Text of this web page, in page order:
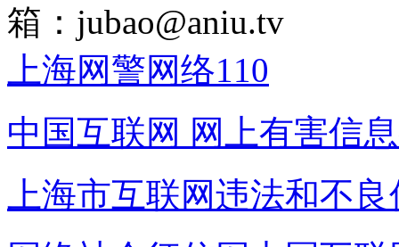
箱： jubao@aniu.tv
上海网警网络110
中国互联网 网上有害信
上海市互联网违法和不